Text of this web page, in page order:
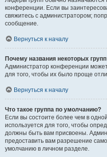
конференции. Если вы
свяжитесь с администратором;
сообщение.
Вернуться к началу
Почему названия некоторых
Администратор конференции может
для того, чтобы их было проще
Вернуться к началу
Что такое группа по умолчанию?
Если вы состоите более чем в
используется для того, чтобы
должны быть вам присвоены.
предоставить вам разрешение
умолчанию в личном разделе.